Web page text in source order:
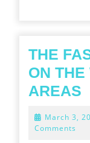
THE
ON
AREAS
March 3,
Comments